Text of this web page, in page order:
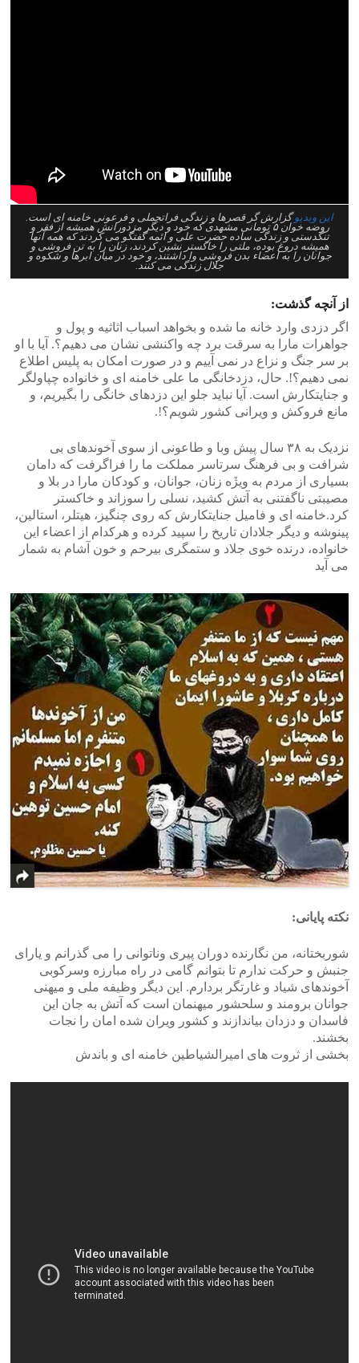
این ویدیوگزارش گر قصرها و زندگی فراتجملی و فرعونی خامنه ای است.
روضه خوان ۵ تومانی مشهدی که خود و دیگر مزدورانش همیشه از فقر و
تنگدستی و زندگی ساده حضرت علی و ائمه گفتگو می کردند که همه آنها
همیشه دروغ بوده، ملتی را خاکستر نشین کردند، زنان را به تن فروشی و
جوانان را به اعضاء بدن فروشی وا داشتند، و خود در میان ابرها و شکوه و
جلال زندگی می کنند.
از آنچه گذشت:
اگر دزدی وارد خانه ما شده و بخواهد اسباب اثاثیه و پول و
جواهرات مارا به سرقت برد چه واکنشی نشان می دهیم؟. آیا با او
بر سر جنگ و نزاع در نمی آییم و در صورت امکان به پلیس اطلاع
نمی دهیم؟!. حال، دزدخانگی ما علی خامنه ای و خانواده چپاولگر
و جنایتکارش است. آیا نباید جلو این دزدهای خانگی را بگیریم، و
مانع فروکش و ویرانی کشور شویم؟!.
نزدیک به ۳۸ سال پیش وبا و طاعونی از سوی آخوندهای بی
شرافت و بی فرهنگ سرتاسر مملکت ما را فراگرفت که دامان
بسیاری از مردم به ویژَه زنان، جوانان، و کودکان مارا در بلا و
مصیبتی ناگفتنی به آتش کشید، نسلی را سوزاند و خاکستر
کرد.خامنه ای و فامیل جنایتکارش که روی چنگیز، هیتلر، استالین،
پینوشه و دیگر جلادان تاریخ را سپید کرده و هرکدام از اعض‍اء این
خانواده، درنده خوی جلاد و ستمگری بیرحم و خون آشام به شمار
می آید
نکته پایانی:
شوربختانه، من نگارنده دوران پیری وناتوانی را می گذرانم و یارای
جنبش و حرکت ندارم تا بتوانم گامی در راه مبارزه وسرکوبی
آخوندهای شیاد و غارتگر بردارم. این دیگر وظیفه ملی و میهنی
جوانان برومند و سلحشور میهنمان است که آتش به جان این
فاسدان و دزدان بیاندازند و کشور ویران شده امان را نجات
بخشند.
بخشی از ثروت های امیرالشیاطین خامنه ای و باندش